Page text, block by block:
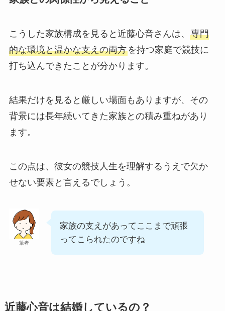
こうした家族構成を見ると近藤心音さんは、 専門
的な環境と温かな支えの両方を持つ家庭で競技に
打ち込んできたことが分かります。
結果だけを見ると厳しい場面もありますが、その
背景には長年続いてきた家族との積み重ねがあり
ます。
この点は、彼女の競技人生を理解するうえで欠か
せない要素と言えるでしょう。
筆者
家族の支えがあってここまで頑張
ってこられたのですね
近藤心音は結婚しているの？